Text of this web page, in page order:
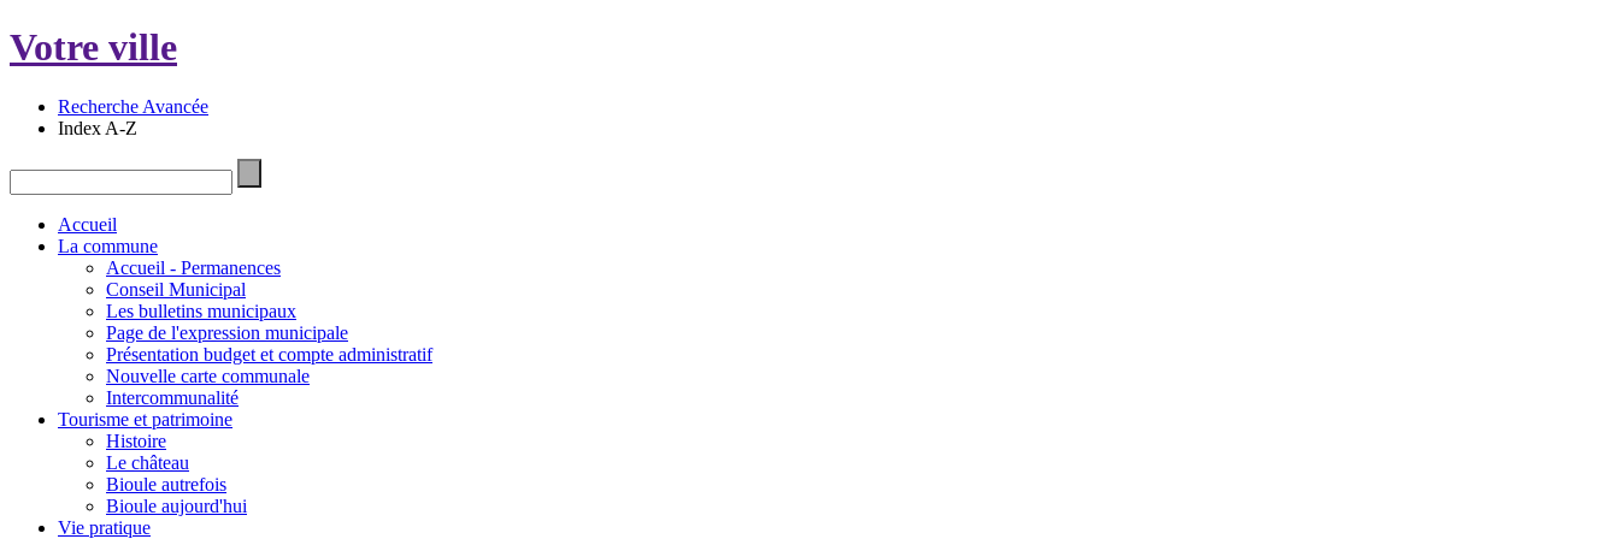
Votre ville
Recherche Avancée
Index A-Z
Accueil
La commune
Accueil - Permanences
Conseil Municipal
Les bulletins municipaux
Page de l'expression municipale
Présentation budget et compte administratif
Nouvelle carte communale
Intercommunalité
Tourisme et patrimoine
Histoire
Le château
Bioule autrefois
Bioule aujourd'hui
Vie pratique